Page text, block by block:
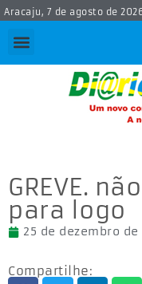
Aracaju, 7 de agosto de
GREVE.
para logo
25 de dezembro de
Compartilhe: